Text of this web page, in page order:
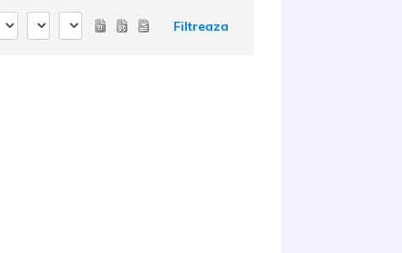
Filtreaza